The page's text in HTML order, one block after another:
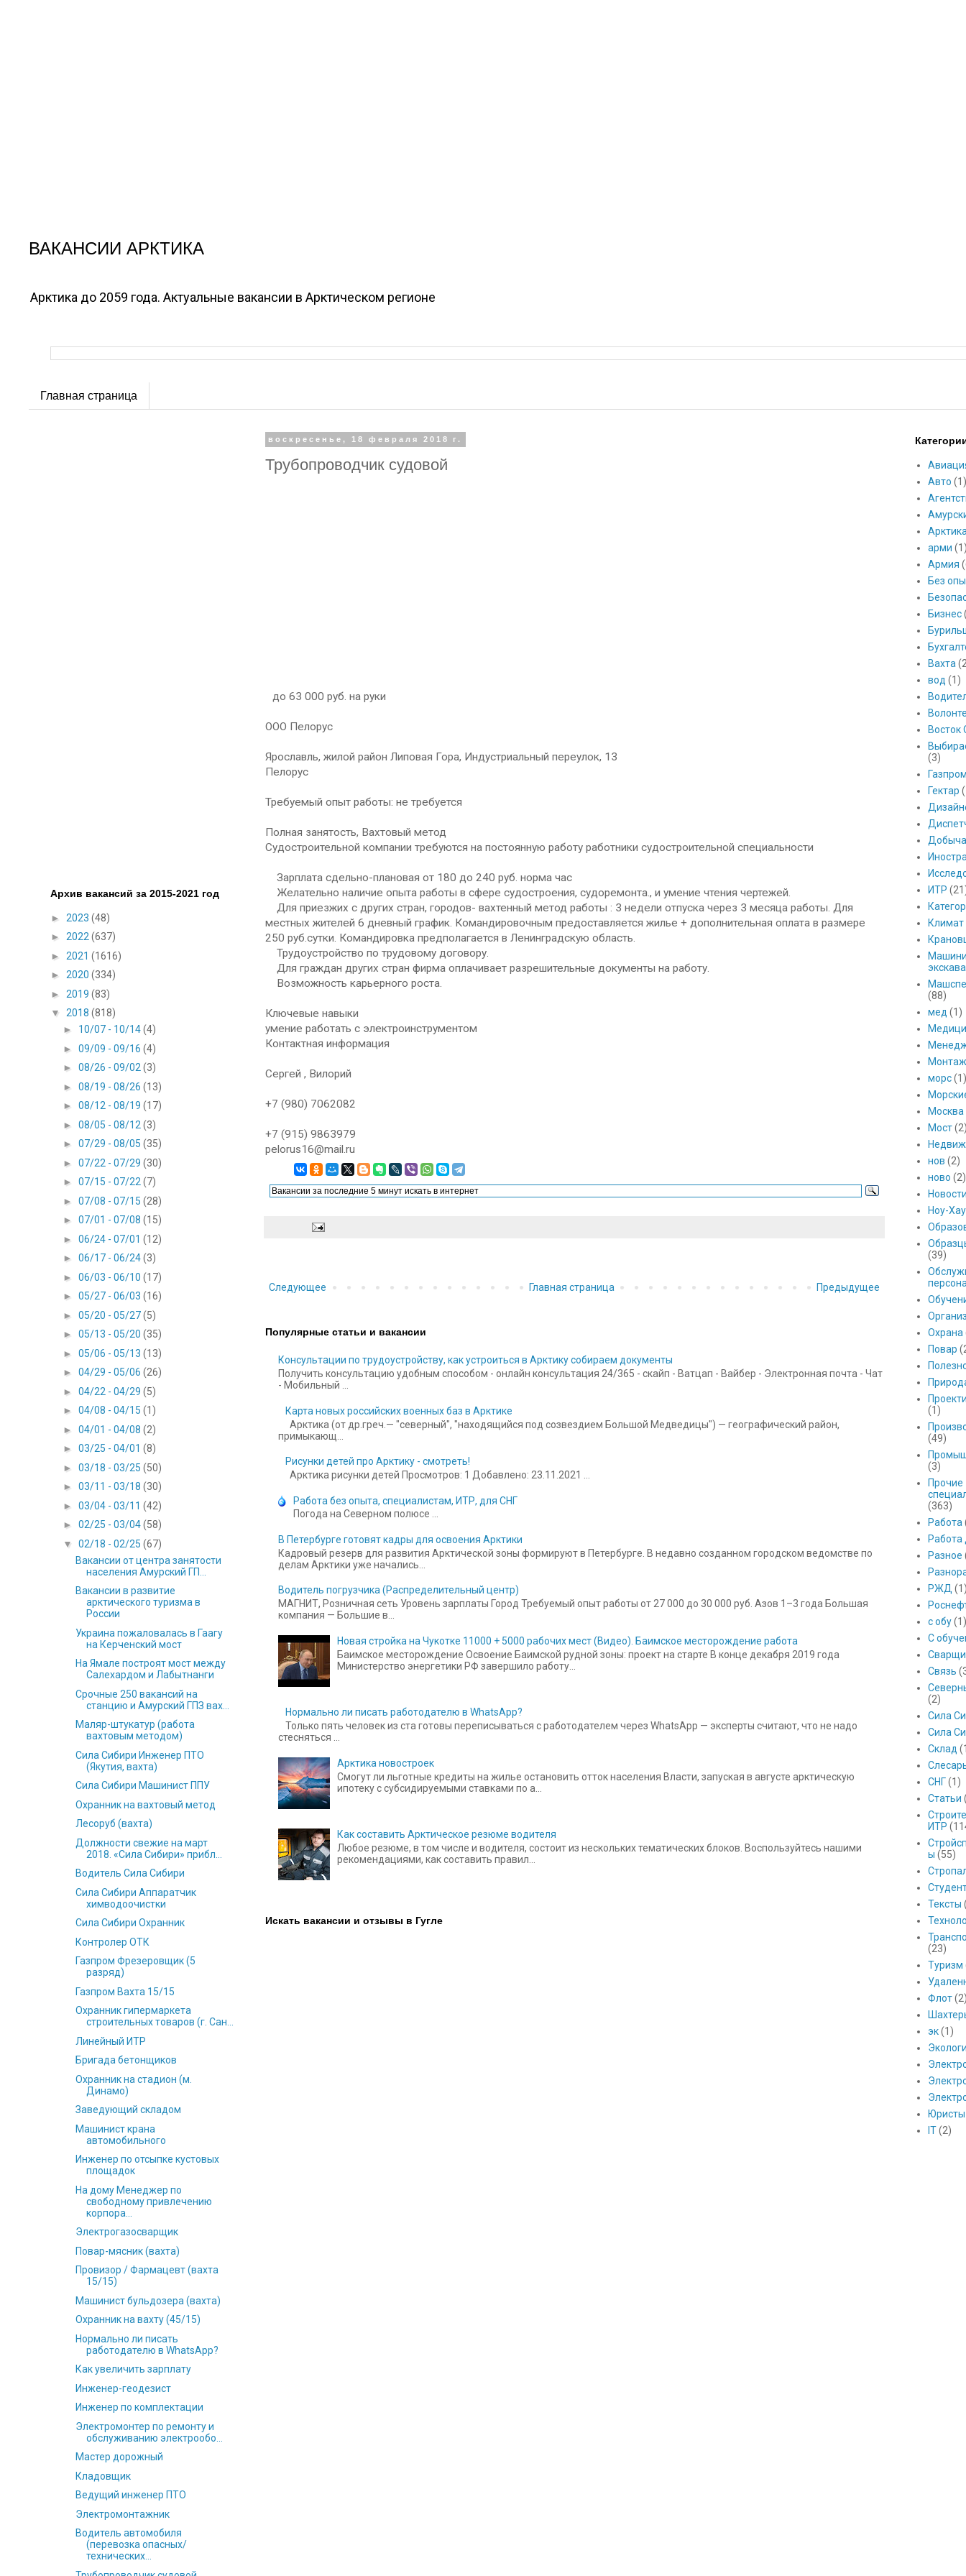
ВАКАНСИИ АРКТИКА
Арктика до 2059 года. Актуальные вакансии в Арктическом регионе
Главная страница
воскресенье, 18 февраля 2018 г.
Трубопроводчик судовой
до 63 000 руб. на руки
ООО Пелорус
Ярославль, жилой район Липовая Гора, Индустриальный переулок, 13
Пелорус
Требуемый опыт работы: не требуется
Полная занятость, Вахтовый метод
Судостроительной компании требуются на постоянную работу работники судостроительной специальности
Зарплата сдельно-плановая от 180 до 240 руб. норма час
Желательно наличие опыта работы в сфере судостроения, судоремонта., и умение чтения чертежей.
Для приезжих с других стран, городов- вахтенный метод работы : 3 недели отпуска через 3 месяца работы. Для
местных жителей 6 дневный график. Командировочным предоставляется жилье + дополнительная оплата в размере
250 руб.сутки. Командировка предполагается в Ленинградскую область.
Трудоустройство по трудовому договору.
Для граждан других стран фирма оплачивает разрешительные документы на работу.
Возможность карьерного роста.
Ключевые навыки
умение работать с электроинструментом
Контактная информация
Сергей , Вилорий
+7 (980) 7062082
+7 (915) 9863979
pelorus16@mail.ru
Следующее Предыдущее
Главная страница
Популярные статьи и вакансии
Консультации по трудоустройству, как устроиться в Арктику собираем документы
Получить консультацию удобным способом - онлайн консультация 24/365 - скайп - Ватцап - Вайбер - Электронная почта - Чат
- Мобильный ...
Карта новых российских военных баз в Арктике
Арктика (от др.греч.— "северный", "находящийся под созвездием Большой Медведицы") — географический район,
примыкающ...
Рисунки детей про Арктику - смотреть!
Арктика рисунки детей Просмотров: 1 Добавлено: 23.11.2021 ...
Работа без опыта, специалистам, ИТР, для СНГ
Погода на Северном полюсе ...
В Петербурге готовят кадры для освоения Арктики
Кадровый резерв для развития Арктической зоны формируют в Петербурге. В недавно созданном городском ведомстве по
делам Арктики уже начались...
Водитель погрузчика (Распределительный центр)
МАГНИТ, Розничная сеть Уровень зарплаты Город Требуемый опыт работы от 27 000 до 30 000 руб. Азов 1–3 года Большая
компания — Большие в...
Новая стройка на Чукотке 11000 + 5000 рабочих мест (Видео). Баимское месторождение работа
Баимское месторождение Освоение Баимской рудной зоны: проект на старте В конце декабря 2019 года
Министерство энергетики РФ завершило работу...
Нормально ли писать работодателю в WhatsApp?
Только пять человек из ста готовы переписываться с работодателем через WhatsApp — эксперты считают, что не надо
стесняться ...
Арктика новостроек
Смогут ли льготные кредиты на жилье остановить отток населения Власти, запуская в августе арктическую
ипотеку с субсидируемыми ставками по а...
Как составить Арктическое резюме водителя
Любое резюме, в том числе и водителя, состоит из нескольких тематических блоков. Воспользуйтесь нашими
рекомендациями, как составить правил...
Искать вакансии и отзывы в Гугле
Архив вакансий за 2015-2021 год
► 2023 (48)
► 2022 (637)
► 2021 (1616)
► 2020 (334)
► 2019 (83)
▼ 2018 (818)
► 10/07 - 10/14(4)
► 09/09 - 09/16 (4)
► 08/26 - 09/02 (3)
► 08/19 - 08/26 (13)
► 08/12 - 08/19 (17)
► 08/05 - 08/12 (3)
► 07/29 - 08/05 (35)
► 07/22 - 07/29 (30)
► 07/15 - 07/22 (7)
► 07/08 - 07/15 (28)
► 07/01 - 07/08 (15)
► 06/24 - 07/01 (12)
► 06/17 - 06/24(3)
► 06/03 - 06/10 (17)
► 05/27 - 06/03 (16)
► 05/20 - 05/27(5)
► 05/13 - 05/20 (35)
► 05/06 - 05/13 (13)
► 04/29 - 05/06 (26)
► 04/22 - 04/29 (5)
► 04/08 - 04/15 (1)
► 04/01 - 04/08 (2)
► 03/25 - 04/01 (8)
► 03/18 - 03/25 (50)
► 03/11 - 03/18 (30)
► 03/04 - 03/11 (42)
► 02/25 - 03/04(58)
▼ 02/18 - 02/25 (67)
Вакансии от центра занятости
населения Амурский ГП...
Вакансии в развитие
арктического туризма в
России
Украина пожаловалась в Гаагу
на Керченский мост
На Ямале построят мост между
Салехардом и Лабытнанги
Срочные 250 вакансий на
станцию и Амурский ГПЗ вах...
Маляр-штукатур (работа
вахтовым методом)
Сила Сибири Инженер ПТО
(Якутия, вахта)
Сила Сибири Машинист ППУ
Охранник на вахтовый метод
Лесоруб (вахта)
Должности свежие на март
2018. «Сила Сибири» прибл...
Водитель Сила Сибири
Сила Сибири Аппаратчик
химводоочистки
Сила Сибири Охранник
Контролер ОТК
Газпром Фрезеровщик (5
разряд)
Газпром Вахта 15/15
Охранник гипермаркета
строительных товаров (г. Сан...
Линейный ИТР
Бригада бетонщиков
Охранник на стадион (м.
Динамо)
Заведующий складом
Машинист крана
автомобильного
Инженер по отсыпке кустовых
площадок
На дому Менеджер по
свободному привлечению
корпора...
Электрогазосварщик
Повар-мясник (вахта)
Провизор / Фармацевт (вахта
15/15)
Машинист бульдозера (вахта)
Охранник на вахту (45/15)
Нормально ли писать
работодателю в WhatsApp?
Как увеличить зарплату
Инженер-геодезист
Инженер по комплектации
Электромонтер по ремонту и
обслуживанию электрообо...
Мастер дорожный
Кладовщик
Ведущий инженер ПТО
Электромонтажник
Водитель автомобиля
(перевозка опасных/
технических...
Авто (1)
арми
Армия
Без
Бизнес
Вахта
вод (1)
Восток
(3)
Гектар
Добыча
ИТР
Климат
(88)
мед (1)
морс (1)
Москва
Мост
нов (2)
ново (2)
Ноу-Хау
(39)
Охрана
Повар
(1)
(49)
(3)
Прочие
(363)
Работа
Работа
Разное
РЖД
с обу (1)
С
Связь
(2)
Сила
Сила
Склад
СНГ (1)
Статьи
ИТР
ы (55)
Тексты
(23)
Туризм
Флот
эк (1)
Юристы
IT (2)